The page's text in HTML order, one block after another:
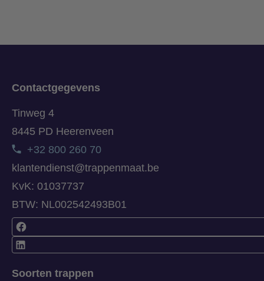
Soorten trappen
Contactgegevens
Tinweg 4
8445 PD Heerenveen
+32 800 260 70
klantendienst@trappenmaat.be
KvK: 01037737
BTW: NL002542493B01